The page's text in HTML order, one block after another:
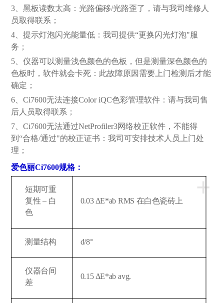
3、黑板读数太高：光路偏移/光路歪了，请与我司维修人
员取得联系；
4、提示灯泡闪光能量低：我司提供“更换闪光灯泡"服
务；
5、仪器可以测量浅色颜色的色板，但是测量深色颜色的
色板时，软件就会卡死：此故障原因需要上门检测后才能
确定；
6、Ci7600无法连接Color iQC色彩管理软件：请与我司售
后人员取得联系；
7、Ci7600无法通过NetProfiler3网络校正软件，不能得
到“合格/通过"的校正证书：我司可安排技术人员上门处
理；
爱色丽Ci7600规格：
+
短期可重
复性 – 白
色
0.03 ΔE*ab RMS 在白色瓷砖上
测量结构 d/8°
仪器台间
差
0.15 ΔE*ab avg.